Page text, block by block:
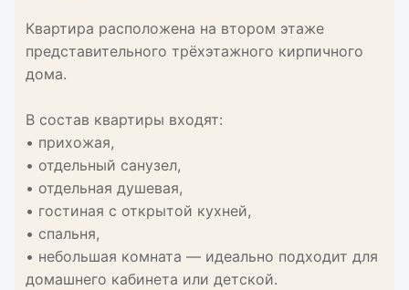
Квартира расположена на втором этаже
представительного трёхэтажного кирпичного
дома.
В состав квартиры входят:
• прихожая,
• отдельный санузел,
• отдельная душевая,
• гостиная с открытой кухней,
• спальня,
• небольшая комната — идеально подходит для
домашнего кабинета или детской.